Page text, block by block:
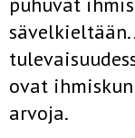
ovat
arvoja.